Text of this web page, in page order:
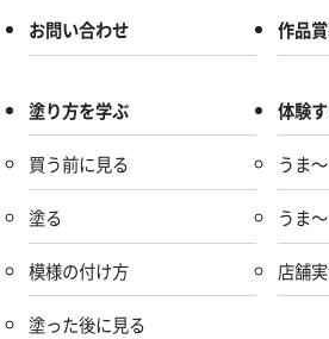
お問い合わせ 作品
塗り方を学ぶ
買う前に見る
塗る
模様の付け方
塗った後に見る
体験
うま
うま
店舗